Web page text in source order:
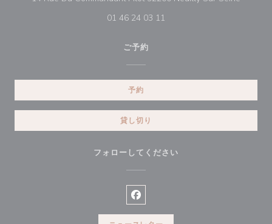
01 46 24 03 11
ご予約
予約
貸し切り
フォローしてください
Facebook ((新しいウィンドウ